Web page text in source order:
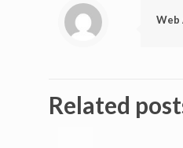
Web
Related